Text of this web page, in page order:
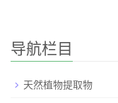
导航栏目
天然植物提取物